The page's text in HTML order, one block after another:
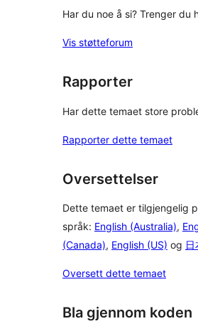
Har du noe å si? Trenger du
Vis støtteforum
Rapporter
Har dette temaet store
Rapporter dette temaet
Oversettelser
Dette temaet er tilgjengelig
språk: English (Australia),
(Canada), English (US) og
Oversett dette temaet
Bla gjennom koden